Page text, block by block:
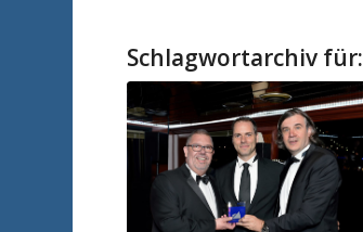
Schlagwortarchiv für: